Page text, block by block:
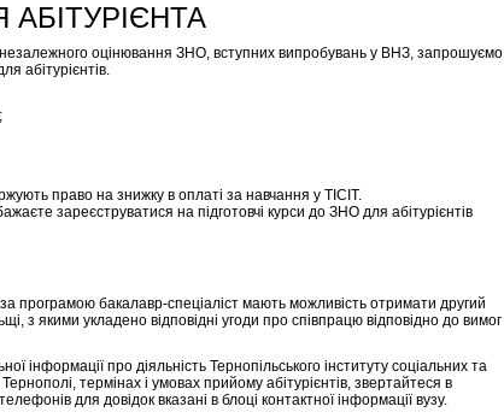
оцінювання ЗНО, вступних випробувань у ВНЗ, запрошуємо
абітурієнтів.
право на знижку в оплаті за навчання у ТІСІТ.
зареєструватися на підготовчі курси до ЗНО для абітурієнтів
програмою бакалавр-спеціаліст мають можливість отримати другий
з якими укладено відповідні угоди про співпрацю відповідно до вимог
інформації про діяльність Тернопільського інституту соціальних та
термінах і умовах прийому абітурієнтів, звертайтеся в
для довідок вказані в блоці контактної інформації вузу.